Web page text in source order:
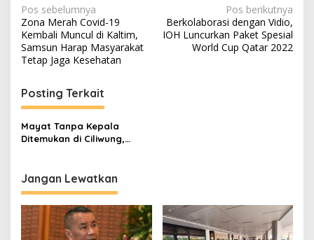
Navigasi
pos
Pos sebelumnya
Zona Merah Covid-19
Kembali Muncul di Kaltim,
Samsun Harap Masyarakat
Tetap Jaga Kesehatan
Pos berikutnya
Berkolaborasi dengan Vidio,
IOH Luncurkan Paket Spesial
World Cup Qatar 2022
Posting Terkait
Mayat Tanpa Kepala
Ditemukan di Ciliwung,
Jangan Lewatkan